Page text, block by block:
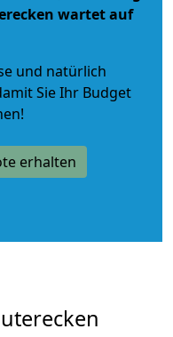
wartet auf
und natürlich
Sie Ihr Budget
erhalten